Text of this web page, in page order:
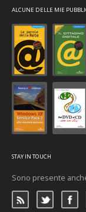
ALCUNE DELLE MIE
STAY IN TOUCH
Sono presente